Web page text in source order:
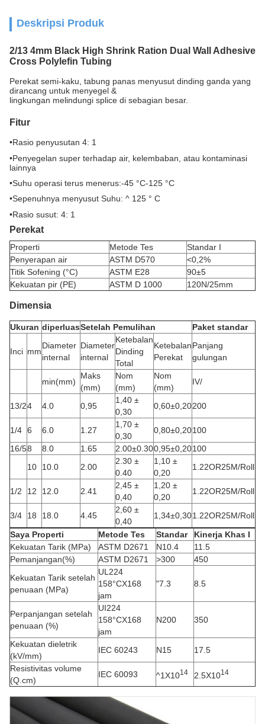
Deskripsi Produk
2/13 4mm Black High Shrink Ration Dual Wall Adhesive
Cross Polylefin Tubing​
Perekat semi-kaku, tabung panas menyusut dinding ganda yang
dirancang untuk menyegel &
lingkungan melindungi splice di sebagian besar.
Fitur
•Rasio penyusutan 4: 1
•Penyegelan super terhadap air, kelembaban, atau kontaminasi
lainnya
•Suhu operasi terus menerus:-45 °C-125 °C
•Sepenuhnya menyusut Suhu: ^ 125 ° C
•Rasio susut: 4: 1
Perekat
Properti Metode Tes
Standar I
Penyerapan air
ASTM D570
<0,2%
Titik Sofening (°C)
ASTM E28
90±5
Kekuatan pir (PE)
ASTM D 1000 120N/25mm
Dimensia
Ukuran diperluasSetelah Pemulihan Paket standar
Inci mm
Diameter
internal
Diameter
internal
Ketebalan
Dinding
Total
Ketebalan
Perekat
Panjang
gulungan
min(mm)
Maks
(mm)
Nom
(mm)
Nom
(mm)
IV/
13/24 4.0 0,95
1,40 ±
0,30
0,60±0,20200
1/4 6 6.0 1.27
1,70 ±
0,30
0,80±0,20100
16/58 8.0 1.65 2.00±0.300,95±0,20100
10
10.0 2.00
2.30 ±
0.40
1,10 ±
0,20
1.22OR25M/Roll
1/2 12 12.0 2.41
2,45 ±
0,40
1,20 ±
0,20
1.22OR25M/Roll
3/4 18 18.0 4.45
2,60 ±
0,40
1,34±0,301.22OR25M/Roll
Saya Properti Metode Tes Standar
Kinerja Khas I
Kekuatan Tarik (MPa)
ASTM D2671 N10.4
11.5
Pemanjangan(%)
ASTM D2671 >300
450
Kekuatan Tarik setelah
penuaan (MPa)
UL224
158°CX168
jam
"7.3 8.5
Perpanjangan setelah
penuaan (%)
UI224
158°CX168
jam
N200 350
Kekuatan dieletrik
(kV/mm)
IEC 60243 N15
17.5
Resistivitas volume
(Q.cm)
IEC 60093 ^1X1014 2.5X1014